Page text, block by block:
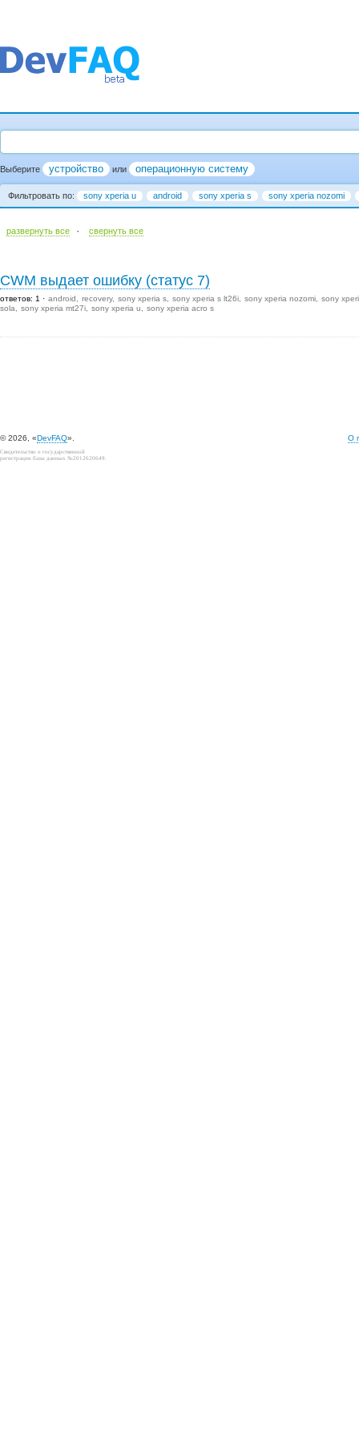
Выберите устройство или операционную систему
Фильтровать по: sony xperia u android sony xperia s sony xperia nozomi
развернуть все · cвернуть все
CWM выдает ошибку (статус 7)
ответов: 1 android recovery sony xperia s sony xperia s lt26i sony xperia nozomi
sony
sola
sony xperia mt27i sony xperia u sony xperia acro s
© 2026, «DevFAQ». О
Свидетельство о государственной
регистрации базы данных №2012620649.